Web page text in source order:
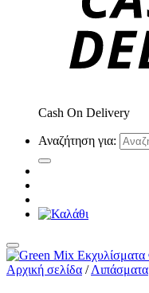
Cash On Delivery
Αναζήτηση για:
Αρχική σελίδα / Λιπάσματα